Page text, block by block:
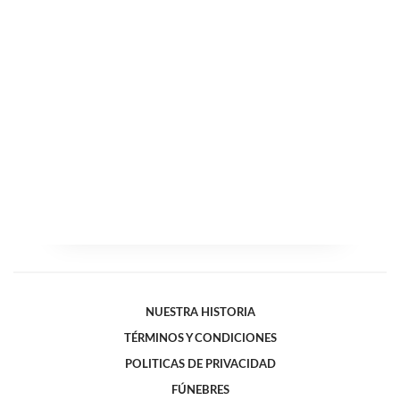
NUESTRA HISTORIA
TÉRMINOS Y CONDICIONES
POLITICAS DE PRIVACIDAD
FÚNEBRES